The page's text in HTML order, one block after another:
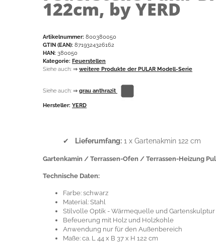
122cm, by YERD
Artikelnummer: 800380050
GTIN (EAN): 8719324326162
HAN: 380050
Kategorie: Feuerstellen
Siehe auch: ⇒ weitere Produkte der PULAR Modell-Serie
Siehe auch: ⇒ grau anthrazit
Hersteller: YERD
✔ Lieferumfang: 1 x Gartenakmin 122 cm
Gartenkamin / Terrassen-Ofen / Terrassen-Heizung
Technische Daten:
Farbe: schwarz
Material: Stahl
Stilvolle Optik - Wärmequelle und Gartenskulptur
Befeuerung mit Holz und Holzkohle
Anwendung nur für den Außenbereich
Maße: ca. L 44 x B 37 x H 122 cm